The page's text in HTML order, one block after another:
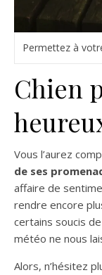
Permettez à
Chien
Vous l’aurez
de ses
affaire de
rendre encore
certains soucis
météo ne nous
Alors, n’hésitez